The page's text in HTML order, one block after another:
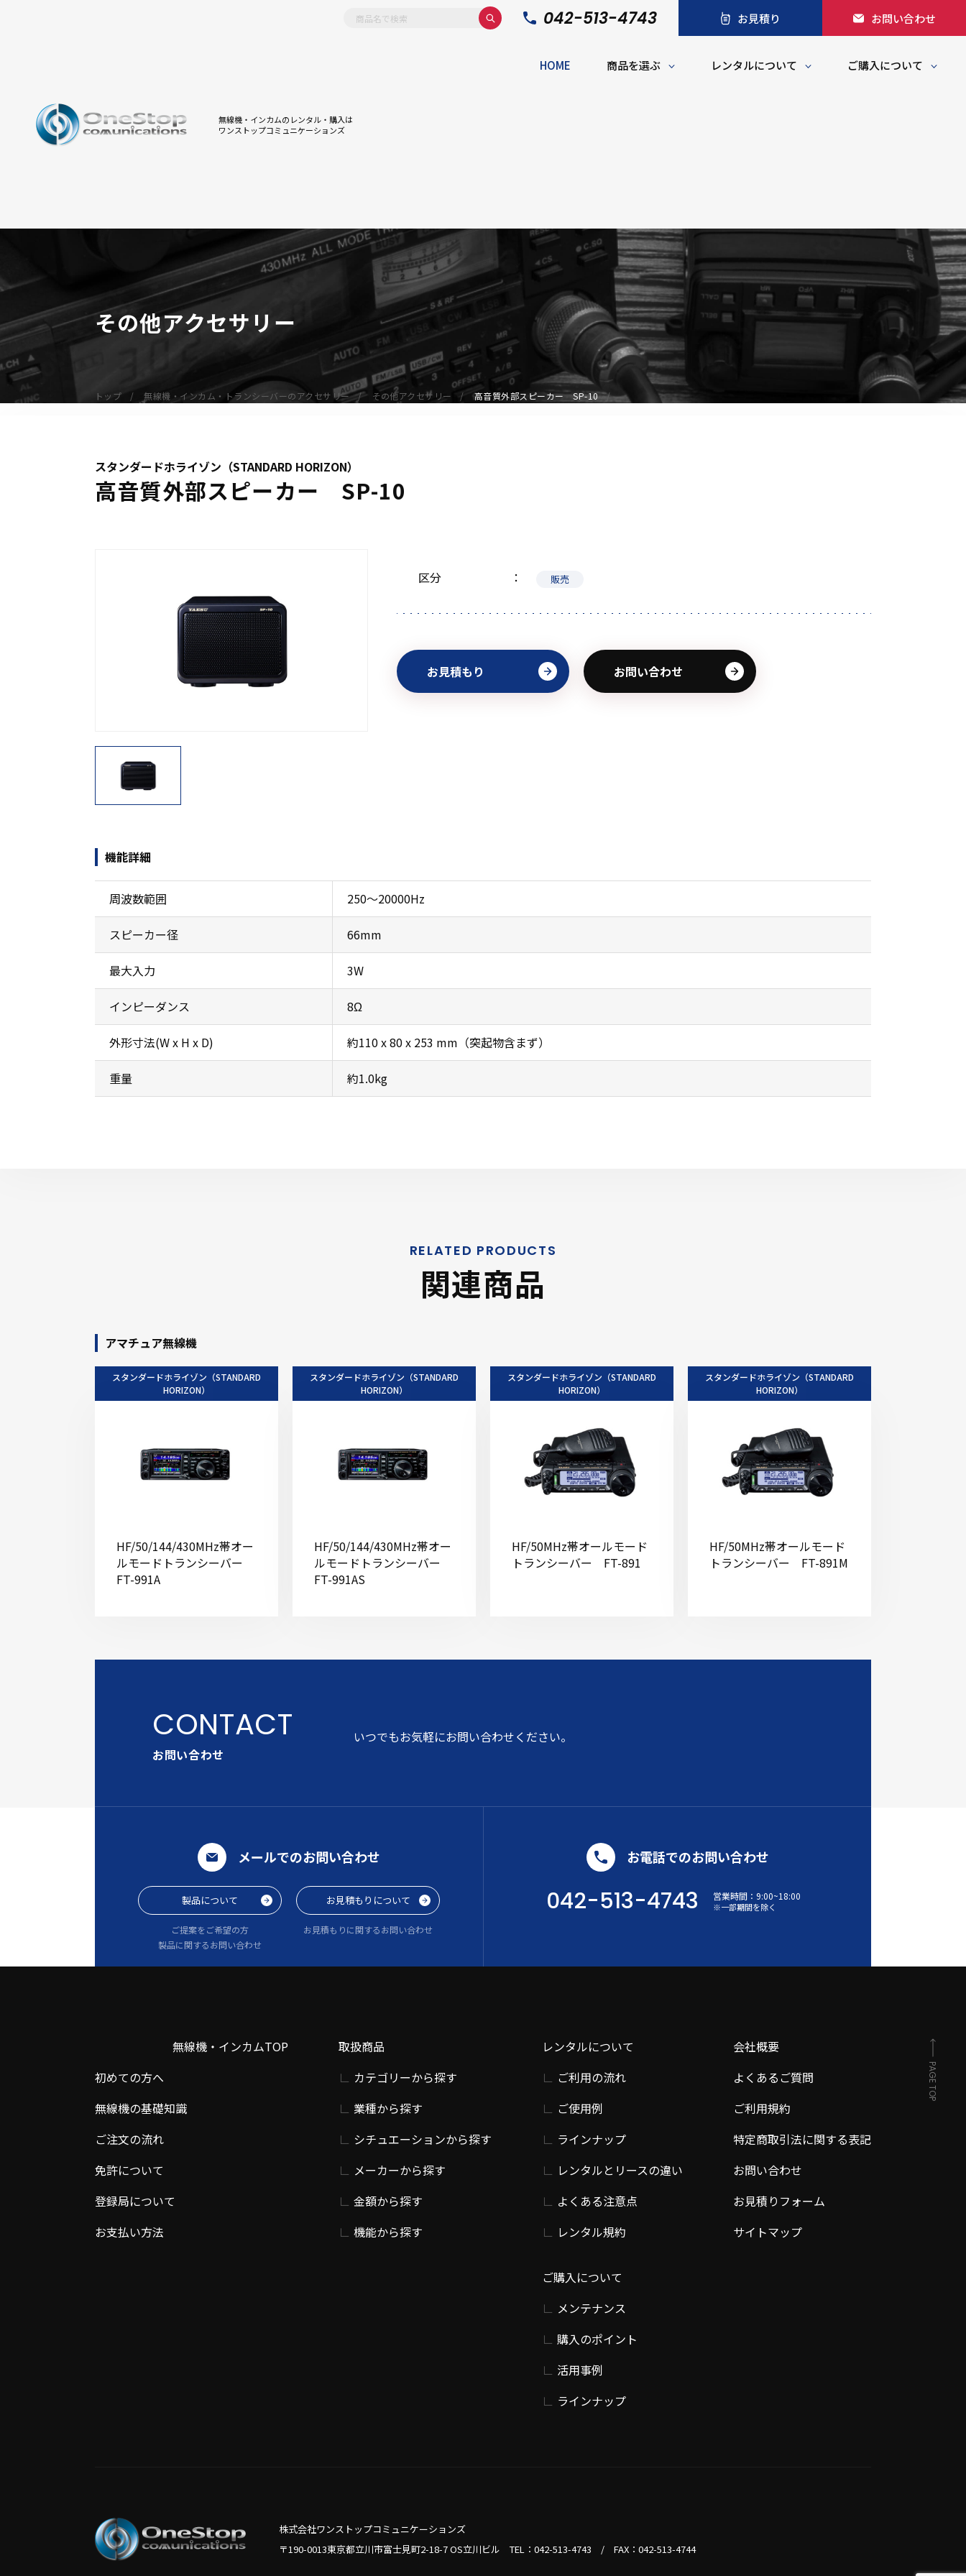
無線機・インカムのレンタル・購入は
ワンストップコミュニケーションズ
042-513-4743 お見積り お問い合わせ
HOME 商品を選ぶ レンタルについて ご購入について
無線機
デジタル無線機（登録局）
デジタル無線機（免許局）
受信機（レシーバー）
アマチュア無線機
オーダーコール
オーダーコール
アクセサリー
イヤホンマイク
スピーカーマイク
イヤホン
無線機収納・運搬ケース
ポータブルワイヤレスアンプ
その他の商品
その他アクセサリー
トップ 無線機・インカム・トランシーバーのアクセサリー その他アクセサリー 高音質外部スピーカー SP-10
スタンダードホライゾン（STANDARD HORIZON）
高音質外部スピーカー SP-10
区分 販売
お見積もり お問い合わせ
機能詳細
周波数範囲 250～20000Hz
スピーカー径 66mm
最大入力 3W
インピーダンス 8Ω
外形寸法(W x H x D) 約110 x 80 x 253 mm（突起物含まず）
重量 約1.0kg
関連商品
アマチュア無線機
スタンダードホライゾン（STANDARD
HORIZON）
HF/50/144/430MHz帯オー
ルモードトランシーバー
FT-991A
スタンダードホライゾン（STANDARD
HORIZON）
HF/50/144/430MHz帯オー
ルモードトランシーバー
FT-991AS
スタンダードホライゾン（STANDARD
HORIZON）
HF/50MHz帯オールモード
トランシーバー FT-891
スタンダードホライゾン（STANDARD
HORIZON）
HF/50MHz帯オールモード
トランシーバー FT-891M
お問い合わせ
いつでもお気軽にお問い合わせください。
メールでのお問い合わせ
製品について
ご提案をご希望の方
製品に関するお問い合わせ
お見積もりについて
お見積もりに関するお問い合わせ
お電話でのお問い合わせ
042-513-4743 営業時間： 9:00~18:00
※一部期間を除く
無線機・インカムTOP
初めての方へ
無線機の基礎知識
ご注文の流れ
免許について
登録局について
お支払い方法
取扱商品
カテゴリーから探す
業種から探す
シチュエーションから探す
メーカーから探す
金額から探す
機能から探す
レンタルについて
ご利用の流れ
ご使用例
ラインナップ
レンタルとリースの違い
よくある注意点
レンタル規約
ご購入について
メンテナンス
購入のポイント
活用事例
ラインナップ
会社概要
よくあるご質問
ご利用規約
特定商取引法に関する表記
お問い合わせ
お見積りフォーム
サイトマップ
株式会社ワンストップコミュニケーションズ
〒190-0013東京都立川市富士見町2-18-7 OS立川ビル TEL： 042-513-4743 / FAX：042-513-4744
PAGE TOP